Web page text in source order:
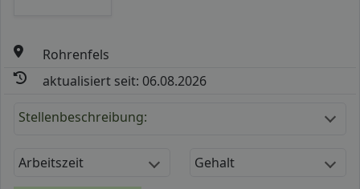
Rohrenfels
aktualisiert seit: 06.08.2026
Stellenbeschreibung:
Arbeitszeit Gehalt